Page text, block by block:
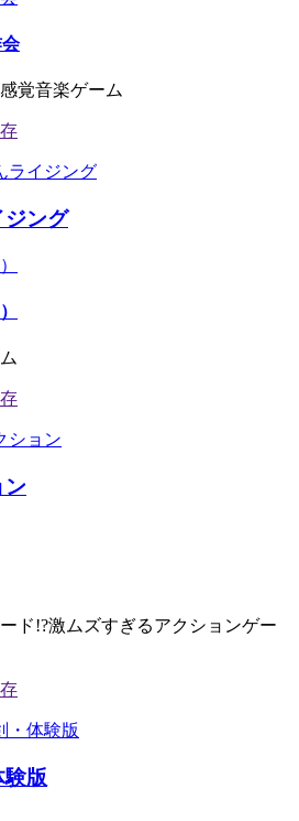
覚音楽ゲーム
ジング
ン
ド!?激ムズすぎるアクションゲー
験版